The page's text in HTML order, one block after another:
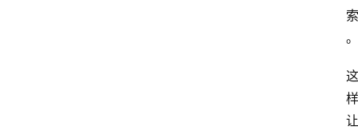
索
。
这
样
让